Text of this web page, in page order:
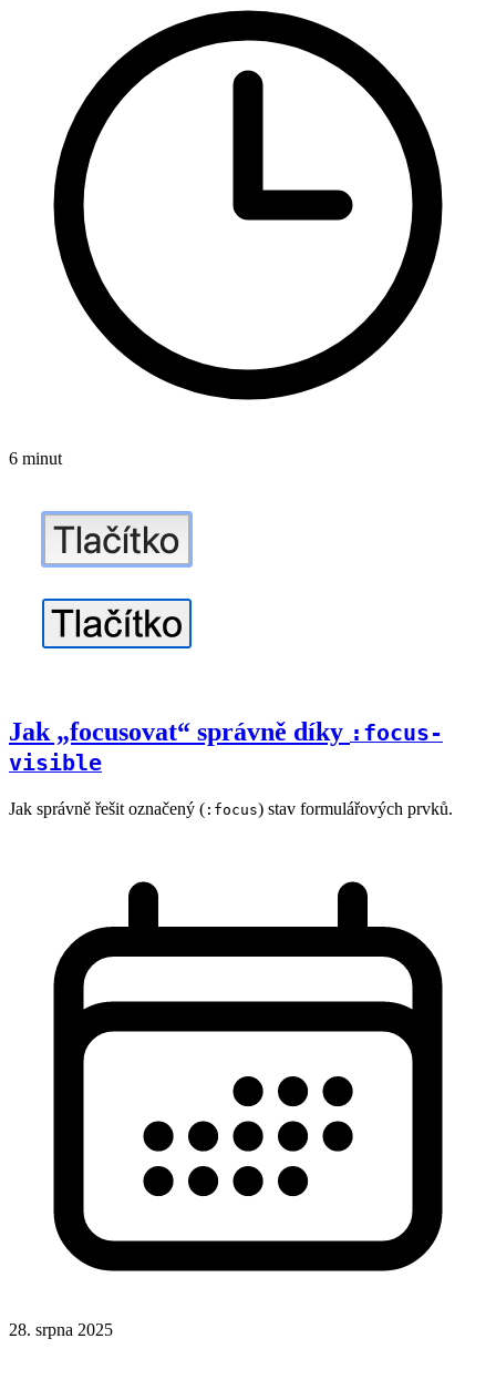
6 minut
Jak „focusovat“ správně díky :focus-
visible
Jak správně řešit označený ( :focus) stav formulářových prvků.
28. srpna 2025